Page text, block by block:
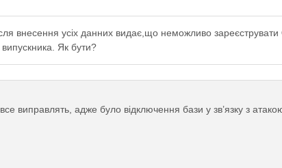
внесення усіх данних видає,що неможливо
випускника. Як бути?
виправлять, адже було відключення бази у зв’язку з атакою